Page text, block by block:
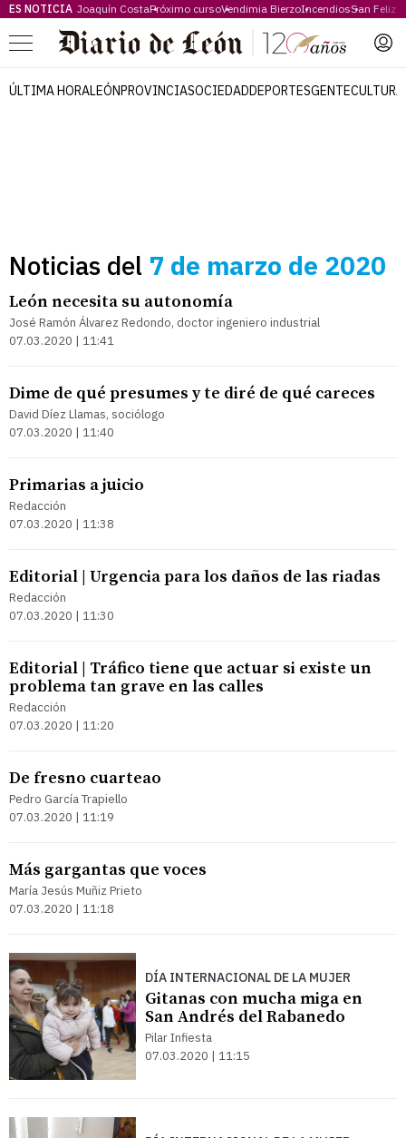
ES NOTICIA Joaquín CostaPróximo cursoVendimia BierzoIncendiosSan Feliz
Menú
ÚLTIMA HORALEÓNPROVINCIASOCIEDADDEPORTESGENTECULTURA
Noticias del 7 de marzo de 2020
León necesita su autonomía
José Ramón Álvarez Redondo, doctor ingeniero industrial
07.03.2020 | 11:41
Dime de qué presumes y te diré de qué careces
David Díez Llamas, sociólogo
07.03.2020 | 11:40
Primarias a juicio
Redacción
07.03.2020 | 11:38
Editorial | Urgencia para los daños de las riadas
Redacción
07.03.2020 | 11:30
Editorial | Tráfico tiene que actuar si existe un
problema tan grave en las calles
Redacción
07.03.2020 | 11:20
De fresno cuarteao
Pedro García Trapiello
07.03.2020 | 11:19
Más gargantas que voces
María Jesús Muñiz Prieto
07.03.2020 | 11:18
DÍA INTERNACIONAL DE LA MUJER
Gitanas con mucha miga en
San Andrés del Rabanedo
Pilar Infiesta
07.03.2020 | 11:15